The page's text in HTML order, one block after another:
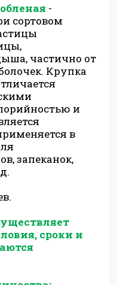
-
сортовом
частично от
Крупка
и
в
запеканок,
сроки и